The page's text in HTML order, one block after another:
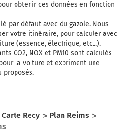
obtenir ces données en fonction
par défaut avec du gazole. Nous
votre itinéraire, pour calculer avec
(essence, électrique, etc...).
CO2, NOX et PM10 sont calculés
la voiture et expriment une
proposés.
Carte Recy
Plan Reims